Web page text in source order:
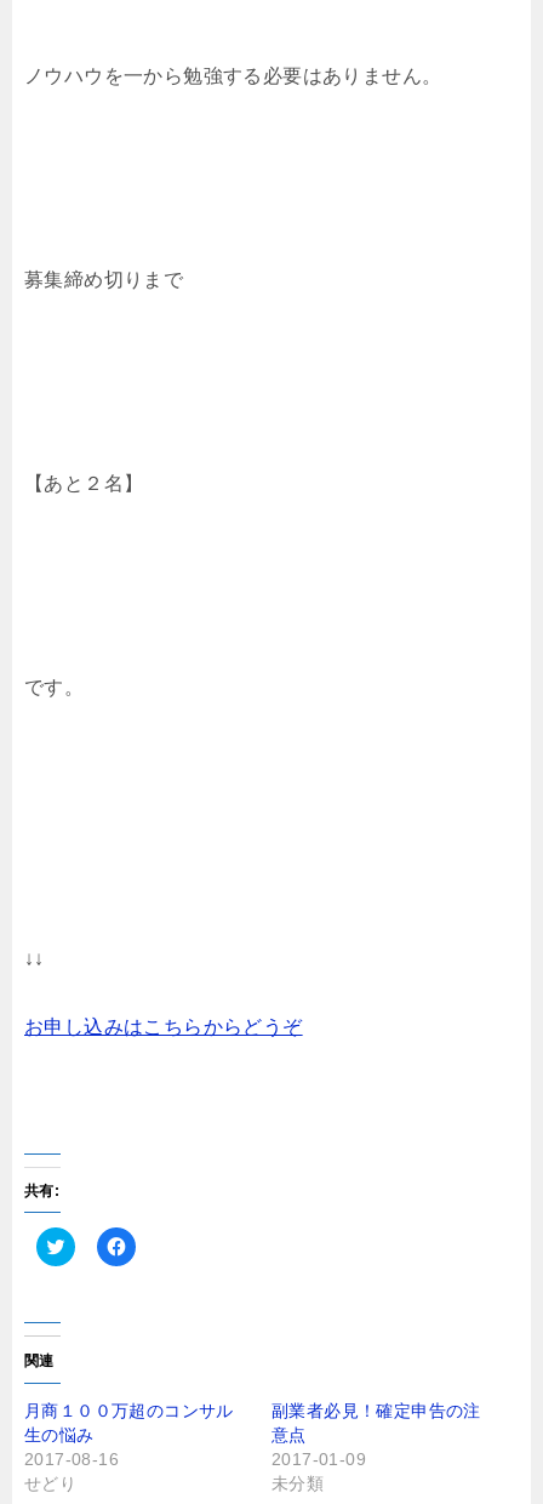
ノウハウを一から勉強する必要はありません。
募集締め切りまで
【あと２名】
です。
↓↓
お申し込みはこちらからどうぞ
共有:
ク
し
て
T
i
t
t
e
r
で
共
F
共
有
る
に
関連
月商１００万超のコンサル
生の悩み
2017-08-16
せどり
副業者必見！確定申告の注
意点
2017-01-09
未分類